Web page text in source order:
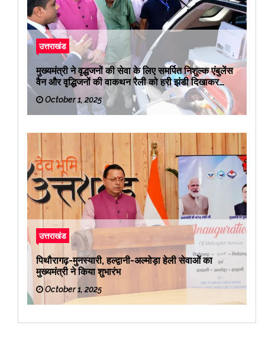
उत्तराखंड
मुख्यमंत्री ने वृद्धजनों की सेवा के लिए समर्पित निशुल्क एंबुलेंस
वैन और वृद्धिजनों की वाकथन रैली को हरी झंडी दिखाकर
रवाना किया
October 1, 2025
उत्तराखंड
पिथौरागढ़-मुनस्यारी, हल्द्वानी-अल्मोड़ा हेली सेवाओं का
मुख्यमंत्री ने किया शुभारंभ
October 1, 2025